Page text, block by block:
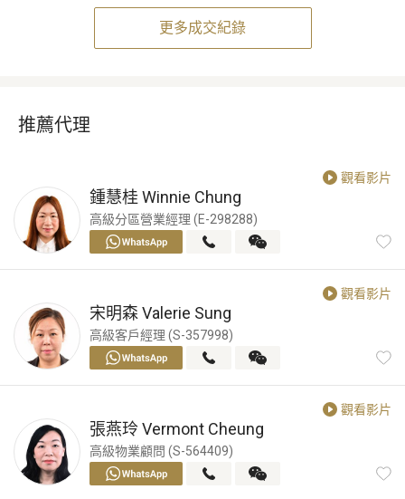
更多成交紀錄
推薦代理
觀看影片
鍾慧桂 Winnie Chung
高級分區營業經理 (E-298288)
觀看影片
宋明森Valerie Sung
高級客戶經理 (S-357998)
觀看影片
張燕玲Vermont Cheung
高級物業顧問 (S-564409)